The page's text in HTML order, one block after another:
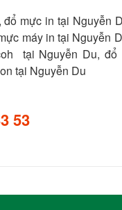
mực in tại Nguyễn
máy in tại Nguyễn
tại Nguyễn Du,
tại Nguyễn Du
53